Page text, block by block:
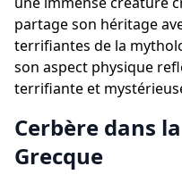
partage son héritage
terrifiantes de la
son aspect physique
terrifiante et
Cerbère dans
Grecque